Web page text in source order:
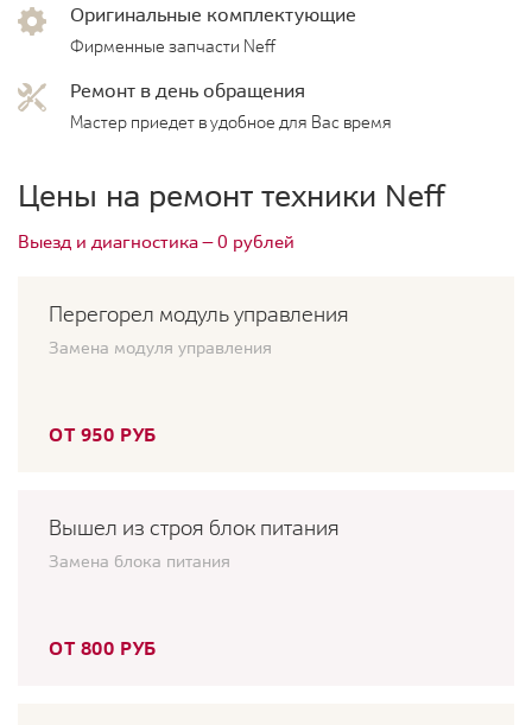
Оригинальные комплектующие
Фирменные запчасти Neff
Ремонт в день обращения
Мастер приедет в удобное для Вас время
Цены на ремонт техники Neff
Выезд и диагностика — 0 рублей
Перегорел модуль управления
Замена модуля управления
ОТ 950 РУБ
Вышел из строя блок питания
Замена блока питания
ОТ 800 РУБ